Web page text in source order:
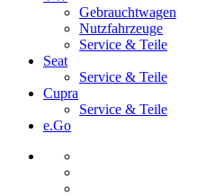
Gebrauchtwagen
Nutzfahrzeuge
Service & Teile
Seat
Service & Teile
Cupra
Service & Teile
e.Go